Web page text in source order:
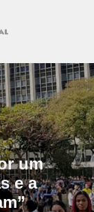
um
e a